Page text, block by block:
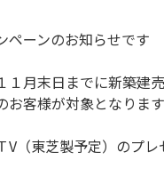
ペーンのお知らせです
１月末日までに新築建
お客様が対象となります
V（東芝製予定）のプ